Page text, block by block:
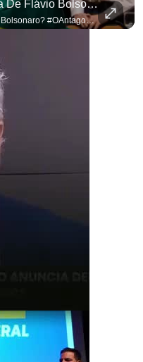
O Que Você Achou Da Escolha De Flávio Bolsonaro? #OAntagonista
O que você achou da escolha de Flávio Bolsonaro? #OAntagonista Se você busca informação com credibilidade, inscreva-se agora e ative o